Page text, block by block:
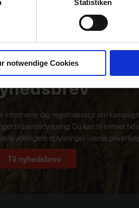
Statistiken
notwendige Cookies
informerer dig regelmæssigt om
til plantedyrkning. Du kan til enhver tid
yderligere oplysninger i vores
Til nyhedsbrev